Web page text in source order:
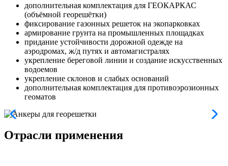
дополнительная комплектация для ГЕОКАРКАС
(объёмной георешётки)
фиксирование газонных решеток на экопарковках
армирование грунта на промышленных площадках
придание устойчивости дорожной одежде на
аэродромах, ж/д путях и автомагистралях
укрепление береговой линии и создание искусственных
водоемов
укрепление склонов и слабых оснований
дополнительная комплектация для противоэрозионных
геоматов
Отрасли применения